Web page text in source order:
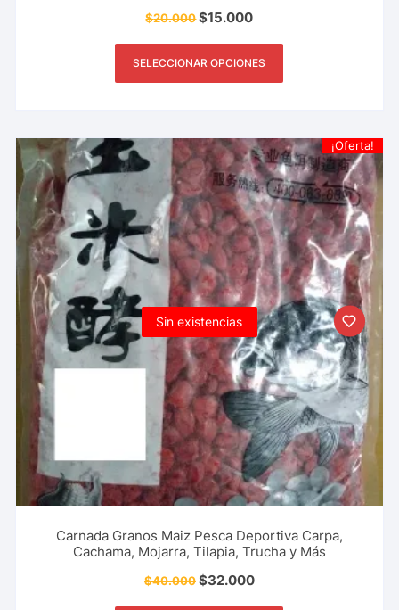
$20.000$15.000
SELECCIONAR OPCIONES
Sin existencias
¡Oferta!
Carnada Granos Maiz Pesca Deportiva Carpa,
Cachama, Mojarra, Tilapia, Trucha y Más
$40.000$32.000